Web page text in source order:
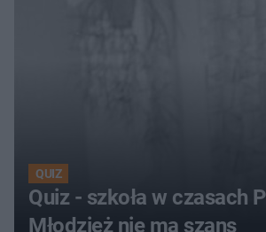
QUIZ
Quiz - szkoła w czasach
Młodzież nie ma szans